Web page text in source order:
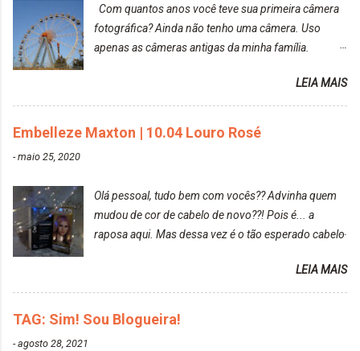
Com quantos anos você teve sua primeira câmera
fotográfica? Ainda não tenho uma câmera. Uso
apenas as câmeras antigas da minha família.
diria que gosto mais de fotografar, mas comecei a
gostar bastante de ser a minha modelo. Você tem
uma boa câmera para fotografar? Ainda não tenho
uma super câmera profissional. Por enquanto, a
suas fotos? Sim. Posto aqui e pelas minhas páginas.
Tumblr, We heart it, ou instagram? Instagram. Eu
particularmente não gosto de Tumblr e nem do We
elas fiquem no modo original? Sou do time foto
LEIA MAIS
Embelleze Maxton | 10.04 Louro Rosé
-maio 25, 2020
Olá pessoal, tudo bem com vocês?? Advinha quem
mudou de cor de cabelo de novo??! Pois é... a
raposa aqui. Mas dessa vez é o tão esperado cabelo
Louro Rosé Se vocês não acompanharam a saga do
meu cabelo colorido, vou deixar aqui embaixo, o link
de todos que fiz para vocês verem: ✨ Alfaparf | Alta
Moda é... Creative Crazy Colors Pink
LEIA MAIS
TAG: Sim! Sou Blogueira!
-agosto 28, 2021